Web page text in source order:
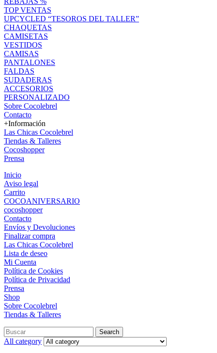
TOP VENTAS
UPCYCLED “TESOROS DEL TALLER”
CHAQUETAS
CAMISETAS
VESTIDOS
CAMISAS
PANTALONES
FALDAS
SUDADERAS
ACCESORIOS
PERSONALIZADO
Sobre Cocolebrel
Contacto
+Información
Las Chicas Cocolebrel
Tiendas & Talleres
Cocoshopper
Prensa
Inicio
Aviso legal
Carrito
COCOANIVERSARIO
cocoshopper
Contacto
Envíos y Devoluciones
Finalizar compra
Las Chicas Cocolebrel
Lista de deseo
Mi Cuenta
Política de Cookies
Política de Privacidad
Prensa
Shop
Sobre Cocolebrel
Tiendas & Talleres
Search
All category